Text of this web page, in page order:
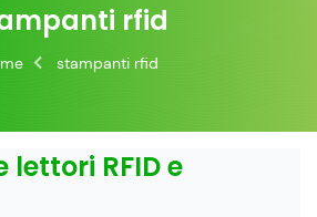
rfid
stampanti rfid
RFID e